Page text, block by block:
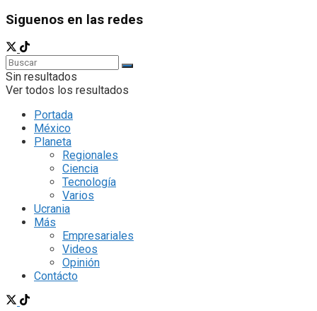
Siguenos en las redes
Sin resultados
Ver todos los resultados
Portada
México
Planeta
Regionales
Ciencia
Tecnología
Varios
Ucrania
Más
Empresariales
Videos
Opinión
Contácto